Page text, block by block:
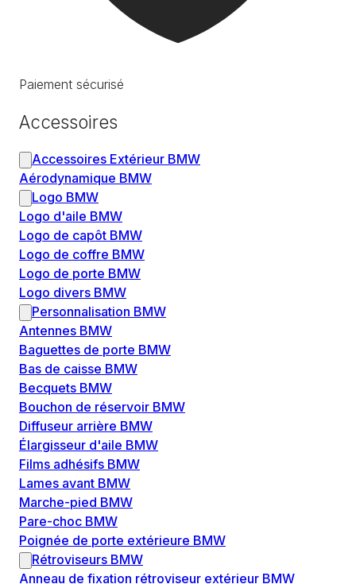
Paiement sécurisé
Accessoires
Accessoires Extérieur BMW
Aérodynamique BMW
Logo BMW
Logo d'aile BMW
Logo de capôt BMW
Logo de coffre BMW
Logo de porte BMW
Logo divers BMW
Personnalisation BMW
Antennes BMW
Baguettes de porte BMW
Bas de caisse BMW
Becquets BMW
Bouchon de réservoir BMW
Diffuseur arrière BMW
Élargisseur d'aile BMW
Films adhésifs BMW
Lames avant BMW
Marche-pied BMW
Pare-choc BMW
Poignée de porte extérieure BMW
Rétroviseurs BMW
Anneau de fixation rétroviseur extérieur BMW